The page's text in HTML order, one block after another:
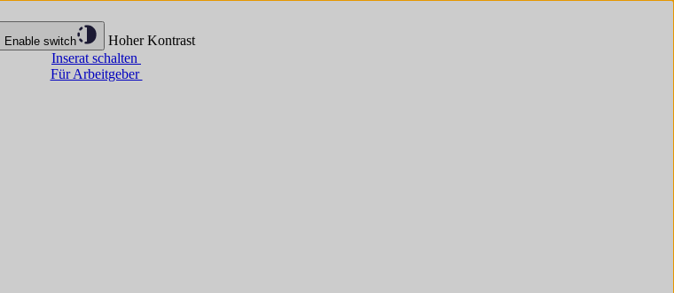
Enable switch
Hoher Kontrast
Inserat schalten
Für Arbeitgeber